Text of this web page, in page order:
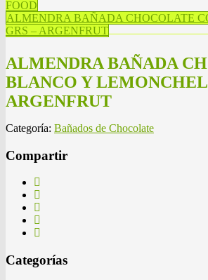
FOOD
ALMENDRA BAÑADA CHOCOLATE
GRS – ARGENFRUT
ALMENDRA BAÑADA
BLANCO Y
ARGENFRUT
Categoría: Bañados de Chocolate
Compartir
Categorías